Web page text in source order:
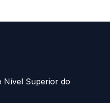
Nível Superior do